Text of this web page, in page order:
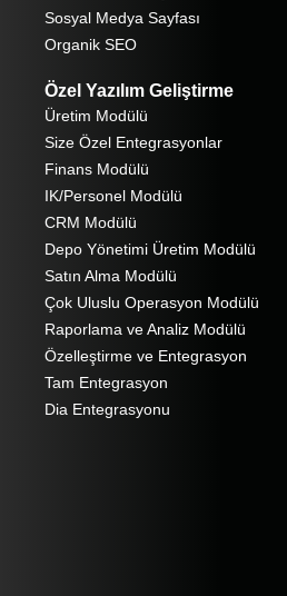
Sosyal Medya Sayfası
Organik SEO
Özel Yazılım Geliştirme
Üretim Modülü
Size Özel Entegrasyonlar
Finans Modülü
IK/Personel Modülü
CRM Modülü
Depo Yönetimi Üretim Modülü
Satın Alma Modülü
Çok Uluslu Operasyon Modülü
Raporlama ve Analiz Modülü
Özelleştirme ve Entegrasyon
Tam Entegrasyon
Dia Entegrasyonu